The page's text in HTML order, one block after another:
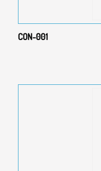
CON-001